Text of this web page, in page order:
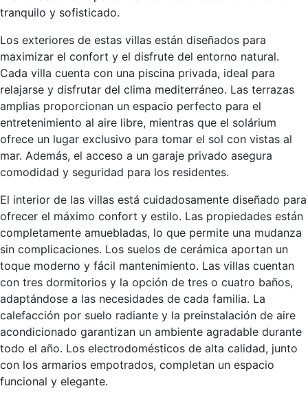
tranquilo y sofisticado.
Los exteriores de estas villas están diseñados para
maximizar el confort y el disfrute del entorno natural.
Cada villa cuenta con una piscina privada, ideal para
relajarse y disfrutar del clima mediterráneo. Las terrazas
amplias proporcionan un espacio perfecto para el
entretenimiento al aire libre, mientras que el solárium
ofrece un lugar exclusivo para tomar el sol con vistas al
mar. Además, el acceso a un garaje privado asegura
comodidad y seguridad para los residentes.
El interior de las villas está cuidadosamente diseñado para
ofrecer el máximo confort y estilo. Las propiedades están
completamente amuebladas, lo que permite una mudanza
sin complicaciones. Los suelos de cerámica aportan un
toque moderno y fácil mantenimiento. Las villas cuentan
con tres dormitorios y la opción de tres o cuatro baños,
adaptándose a las necesidades de cada familia. La
calefacción por suelo radiante y la preinstalación de aire
acondicionado garantizan un ambiente agradable durante
todo el año. Los electrodomésticos de alta calidad, junto
con los armarios empotrados, completan un espacio
funcional y elegante.